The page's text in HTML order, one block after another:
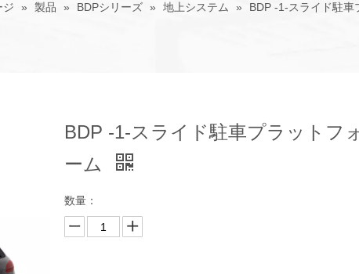
ジ » 製品 » BDPシリーズ » 地上システム » BDP -1-スライド駐車
BDP -1-スライド駐車プラットフ
ーム
数量：